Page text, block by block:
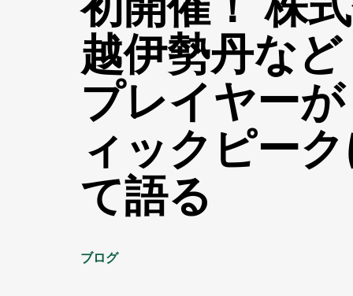
ユーザー体験 ボット・不正対策
実装方法(英語) ビジター・エンゲージメント
教育機関
待合室ギャラリー 製品アップデート(
越伊勢丹な
プレイヤー
ィックピー
て語る
ブログ